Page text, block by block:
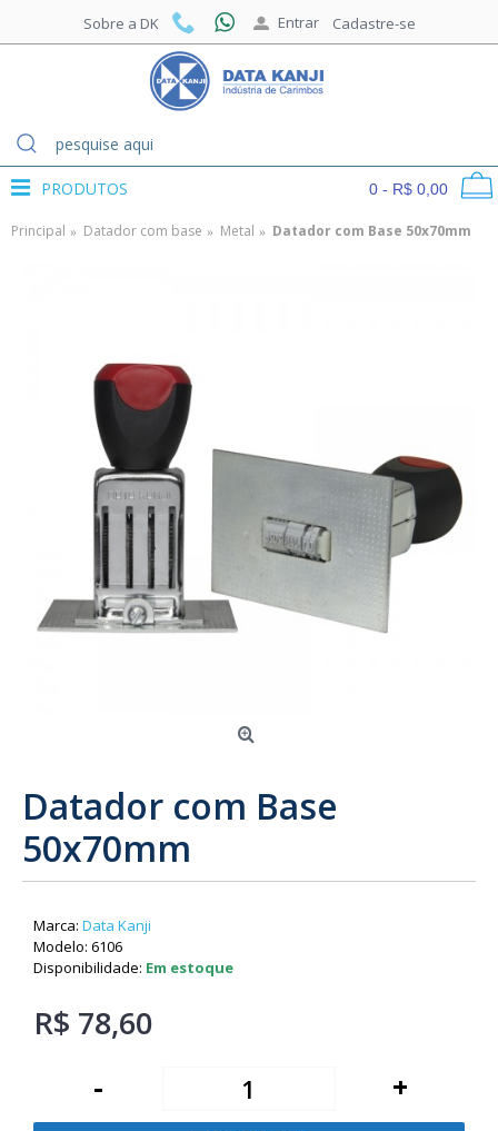
Sobre a DK Entrar Cadastre-se
0 - R$ 0,00
PRODUTOS
Principal Datador com base Metal Datador com Base 50x70mm
Datador com Base
50x70mm
Marca: Data Kanji
Modelo: 6106
Disponibilidade: Em estoque
R$ 78,60
- +